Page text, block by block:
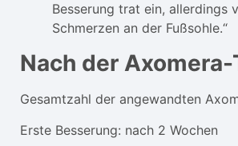
Besserung trat ein, allerdings
Schmerzen an der Fußsohle.“
Nach der
Gesamtzahl der angewandten
Erste Besserung: nach 2 Wochen